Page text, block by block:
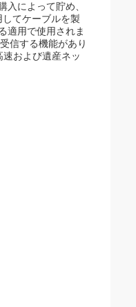
によって貯め、
てケーブルを製
適用で使用されま
信する機能があり
および遺産ネッ